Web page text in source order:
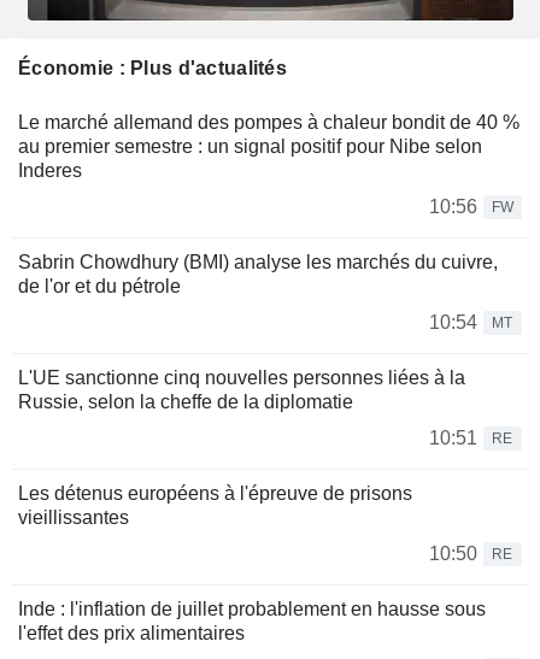
Économie : Plus d'actualités
Le marché allemand des pompes à chaleur bondit de 40 %
au premier semestre : un signal positif pour Nibe selon
Inderes
10:56
FW
Sabrin Chowdhury (BMI) analyse les marchés du cuivre,
de l'or et du pétrole
10:54
MT
L'UE sanctionne cinq nouvelles personnes liées à la
Russie, selon la cheffe de la diplomatie
10:51
RE
Les détenus européens à l'épreuve de prisons
vieillissantes
10:50
RE
Inde : l'inflation de juillet probablement en hausse sous
l'effet des prix alimentaires